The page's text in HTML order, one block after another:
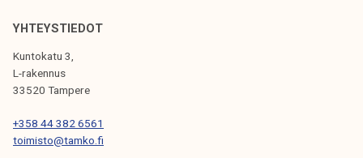
p
s
k
l
i
A
S
n
t
i
e
s
YHTEYSTIEDOT
Kuntokatu 3,
L-rakennus
33520 Tampere
+358 44 382 6561
toimisto@tamko.fi